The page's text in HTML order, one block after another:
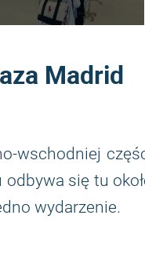
Madrid
wschodniej
się tu
wydarzenie.